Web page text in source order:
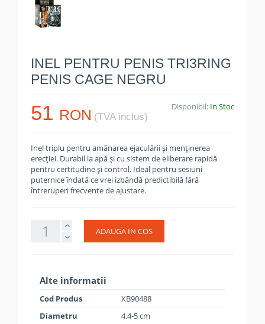
INEL PENTRU PENIS TRI3RING
PENIS CAGE NEGRU
51 RON (TVA inclus)
Disponibil: In Stoc
Inel triplu pentru amânarea ejaculării și menținerea
erecției. Durabil la apă și cu sistem de eliberare rapidă
pentru certitudine și control. Ideal pentru sesiuni
puternice îndată ce vrei izbândă predictibilă fără
întreruperi frecvente de ajustare.
ADAUGA IN COS
Alte informatii
Cod Produs
XB90488
Diametru
4.4-5 cm